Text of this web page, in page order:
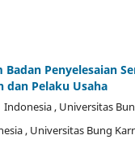
Badan Penyelesaian
dan Pelaku Usaha
Indonesia, Universitas
, Universitas Bung